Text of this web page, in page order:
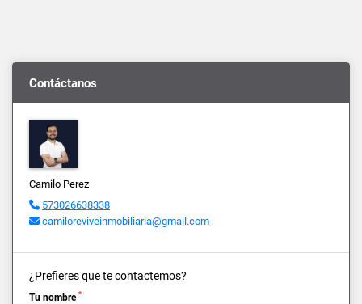
Contáctanos
Camilo Perez
573026638338
camiloreviveinmobiliaria@gmail.com
¿Prefieres que te contactemos?
Tu nombre *